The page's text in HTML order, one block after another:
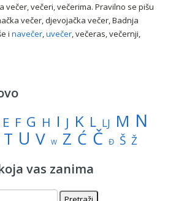
večer, večeri, večerima. Pravilno se pišu
večer, djevojačka večer, Badnja
i navečer,uvečer, večeras, večernji,
E F G H I J K L LJ M N
T U V W Z Ć Č Đ Š Ž
vas zanima